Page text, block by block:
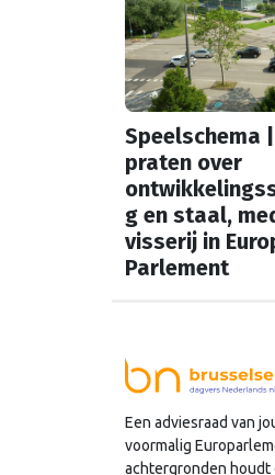
Speelschema
praten over
g en staal,
visserij in
Parlement
ochtend welke
hoofdrolspelers
zijn. Wie spreekt
of Straatsburg,
Een adviesraad van
voormalig
achtergronden houdt